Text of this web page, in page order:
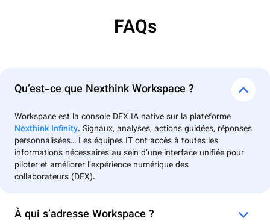
FAQs
Qu’est-ce que Nexthink Workspace ?
Workspace est la console DEX IA native sur la plateforme
Nexthink Infinity. Signaux, analyses, actions guidées, réponses
personnalisées… Les équipes IT ont accès à toutes les
informations nécessaires au sein d’une interface unifiée pour
piloter et améliorer l’expérience numérique des
collaborateurs (DEX).
À qui s’adresse Workspace ?